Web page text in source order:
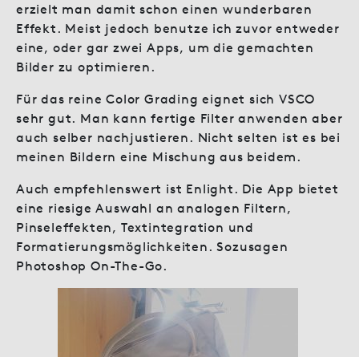
erzielt man damit schon einen wunderbaren
Effekt. Meist jedoch benutze ich zuvor entweder
eine, oder gar zwei Apps, um die gemachten
Bilder zu optimieren.
Für das reine Color Grading eignet sich VSCO
sehr gut. Man kann fertige Filter anwenden aber
auch selber nachjustieren. Nicht selten ist es bei
meinen Bildern eine Mischung aus beidem.
Auch empfehlenswert ist Enlight. Die App bietet
eine riesige Auswahl an analogen Filtern,
Pinseleffekten, Textintegration und
Formatierungsmöglichkeiten. Sozusagen
Photoshop On-The-Go.